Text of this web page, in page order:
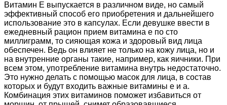
Витамин Е выпускается в различном виде, но самый
эффективный способ его приобретения и дальнейшего
использование это в капсулах. Если девушке ввести в
ежедневный рацион прием витамина е по сто
миллиграмм, то сияющая кожа и здоровый вид лица
обеспечен. Ведь он влияет не только на кожу лица, но и
на внутренние органы такие, например, как яичники. При
всем этом, употребление витамина внутрь недостаточно.
Это нужно делать с помощью масок для лица, в состав
которых и будут входить важные витамины е и а.
Комбинация этих витаминов поможет избавиться от